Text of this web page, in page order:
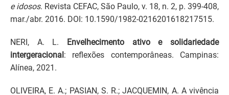
e idosos. Revista CEFAC, São Paulo, v. 18, n. 2, p. 399-408,
mar./abr. 2016. DOI: 10.1590/1982-0216201618217515.
NERI, A. L. Envelhecimento ativo e solidariedade
intergeracional: reflexões contemporâneas. Campinas:
Alínea, 2021.
OLIVEIRA, E. A.; PASIAN, S. R.; JACQUEMIN, A. A vivência